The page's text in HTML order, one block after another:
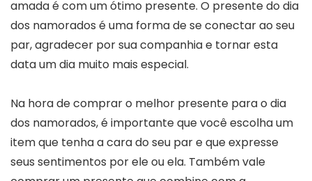
amada é com um ótimo presente. O presente do dia
dos namorados é uma forma de se conectar ao seu
par, agradecer por sua companhia e tornar esta
data um dia muito mais especial.
Na hora de comprar o melhor presente para o dia
dos namorados, é importante que você escolha um
item que tenha a cara do seu par e que expresse
seus sentimentos por ele ou ela. Também vale